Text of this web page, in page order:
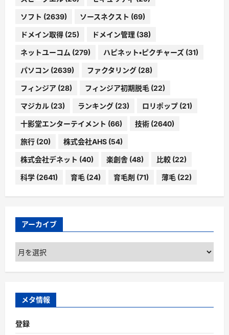
ソフト (2639) ソースネクスト (69)
ドメイン取得 (25) ドメイン管理 (38)
ネットユーコム (279) ハピネット・ピクチャーズ (31)
パソコン (2639) ファクタリング (28)
フィンジア (28) フィンジア初期脱毛 (22)
マジカル (23) ランキング (23) ロリポップ (21)
十影堂エンターテイメント (66) 技術 (2640)
旅行 (20) 株式会社AHS (54)
株式会社デネット (40) 楽創舎 (48) 比較 (22)
科学 (2641) 育毛 (24) 育毛剤 (71) 薄毛 (22)
アーカイブ
ア
ー
カ
ブ
メタ情報
登録